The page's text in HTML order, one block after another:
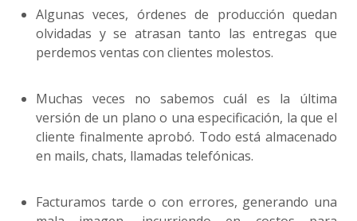
Algunas veces, órdenes de producción quedan
olvidadas y se atrasan tanto las entregas que
perdemos ventas con clientes molestos.
Muchas veces no sabemos cuál es la última
versión de un plano o una especificación, la que el
cliente finalmente aprobó. Todo está almacenado
en mails, chats, llamadas telefónicas.
Facturamos tarde o con errores, generando una